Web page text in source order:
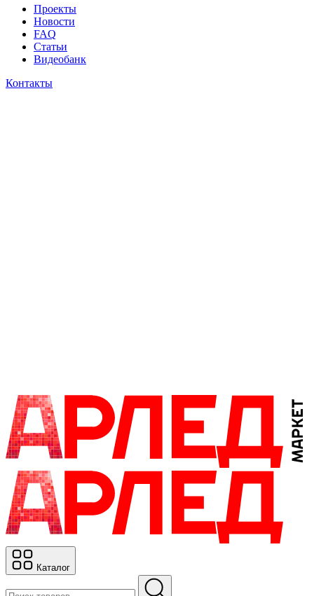
Проекты
Новости
FAQ
Статьи
Видеобанк
Контакты
Каталог